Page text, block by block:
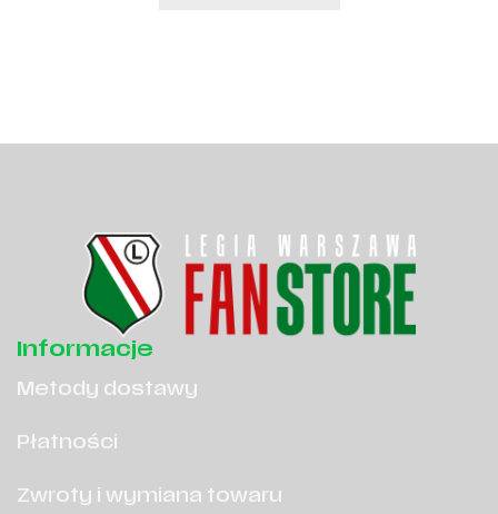
Informacje
Metody dostawy
Płatności
Zwroty i wymiana towaru